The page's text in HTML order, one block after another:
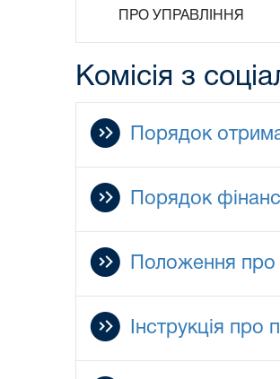
ПРО УПРАВЛІННЯ
Комісія з
Порядок
Порядок
Положення про
Інструкція